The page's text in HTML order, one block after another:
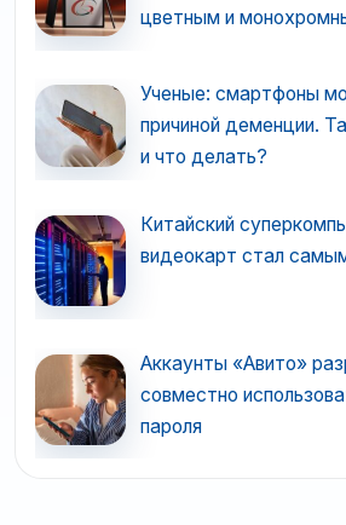
цветным и
Ученые: смартфоны
причиной деменции.
и что делать?
Китайский
видеокарт стал
Аккаунты «Авито»
совместно
пароля